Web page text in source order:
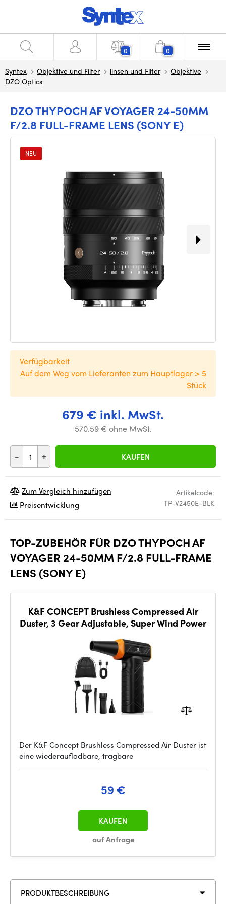
0 0
Syntex Objektive und Filter linsen und Filter
Objektive
DZO Optics
DZO THYPOCH AF VOYAGER 24-50MM
F/2.8 FULL-FRAME LENS (SONY E)
NEU
679 € inkl. MwSt.
570.59 € ohne MwSt.
- + KAUFEN
Verfügbarkeit
Auf dem Weg vom Lieferanten zum Hauptlager > 5
Stück
Artikelcode:
TP-V2450E-BLK
Zum Vergleich hinzufügen
Preisentwicklung
TOP-ZUBEHÖR FÜR DZO THYPOCH AF
VOYAGER 24-50MM F/2.8 FULL-FRAME
LENS (SONY E)
K&F CONCEPT Brushless Compressed Air
Duster, 3 Gear Adjustable, Super Wind Power
Der K&F Concept Brushless Compressed Air Duster ist
eine wiederaufladbare, tragbare
59 €
auf Anfrage
KAUFEN
PRODUKTBESCHREIBUNG